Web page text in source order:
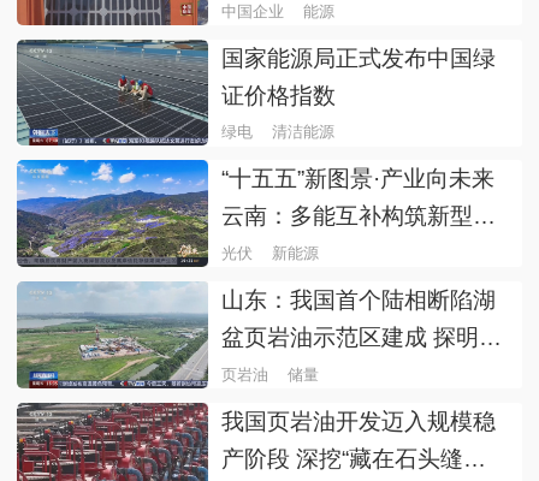
中国企业 能源
国家能源局正式发布中国绿
证价格指数
绿电 清洁能源
“十五五”新图景·产业向未来
云南：多能互补构筑新型能
源体系
光伏 新能源
山东：我国首个陆相断陷湖
盆页岩油示范区建成 探明资
源量105.2亿吨 释放非常规
油气资源
页岩油 储量
我国页岩油开发迈入规模稳
产阶段 深挖“藏在石头缝中